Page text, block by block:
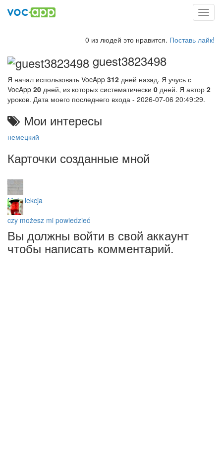
0 из людей это нравится. Поставь лайк!
guest3823498
Я начал использовать VocApp 312 дней назад. Я учусь с
VocApp 20 дней, из которых систематически 0 дней. Я автор 2
уроков. Дата моего последнего входа - 2026-07-06 20:49:29.
Мои интересы
немецкий
Карточки созданные мной
Moja lekcja
czy możesz mi powiedzieć
Вы должны войти в свой аккаунт
чтобы написать комментарий.